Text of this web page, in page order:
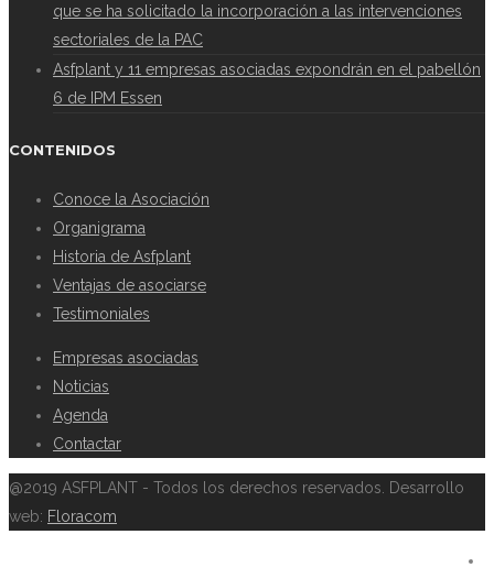
que se ha solicitado la incorporación a las intervenciones
sectoriales de la PAC
Asfplant y 11 empresas asociadas expondrán en el pabellón
6 de IPM Essen
CONTENIDOS
Conoce la Asociación
Organigrama
Historia de Asfplant
Ventajas de asociarse
Testimoniales
Empresas asociadas
Noticias
Agenda
Contactar
@2019 ASFPLANT - Todos los derechos reservados. Desarrollo
web: Floracom